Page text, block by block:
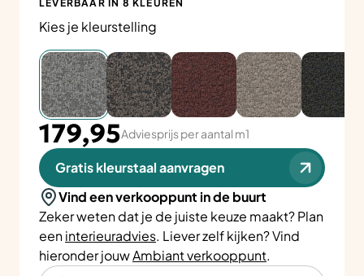
LEVERBAAR IN 8 KLEUREN
Kies je kleurstelling
179,95Adviesprijs per aantal m1
Gratis kleurstaal aanvragen
Vind een verkooppunt in de buurt
Zeker weten dat je de juiste keuze maakt? Plan
eeninterieuradvies. Liever zelf kijken? Vind
hieronder jouwAmbiant verkooppunt.